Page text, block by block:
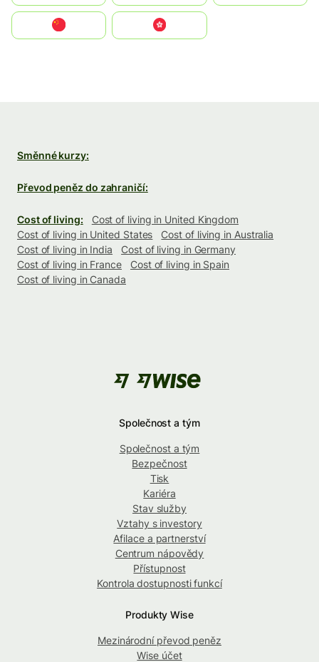
中國香港特別行政區
Směnné kurzy:
Převod peněz do zahraničí:
Cost of living:
Cost of living in United Kingdom
Cost of living in United States
Cost of living in Australia
Cost of living in India
Cost of living in Germany
Cost of living in France
Cost of living in Spain
Cost of living in Canada
Společnost a tým
Společnost a tým
Bezpečnost
Tisk
Kariéra
Stav služby
Vztahy s investory
Afilace a partnerství
Centrum nápovědy
Přístupnost
Kontrola dostupnosti funkcí
Produkty Wise
Mezinárodní převod peněz
Wise účet